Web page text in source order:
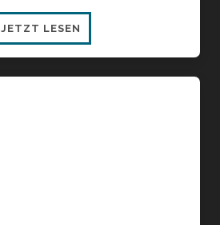
JETZT LESEN